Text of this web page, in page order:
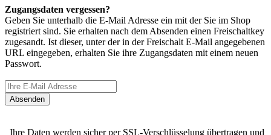
Zugangsdaten vergessen?
Geben Sie unterhalb die E-Mail Adresse ein mit der Sie im Shop
registriert sind. Sie erhalten nach dem Absenden einen Freischaltkey
zugesandt. Ist dieser, unter der in der Freischalt E-Mail angegebenen
URL eingegeben, erhalten Sie ihre Zugangsdaten mit einem neuen
Passwort.
Absenden
Ihre Daten werden sicher per SSL-Verschlüsselung übertragen und